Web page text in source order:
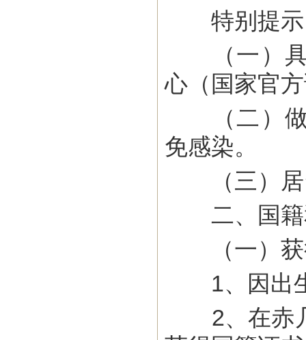
特别提示
（一）具
心（国家官
（二）做
免感染。
（三）居
二、国籍
（一）获
1、因出生
2、在赤几